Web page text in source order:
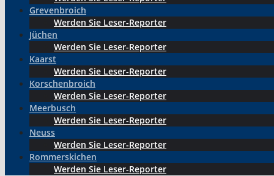
Grevenbroich
Werden Sie Leser-Reporter
Jüchen
Werden Sie Leser-Reporter
Kaarst
Werden Sie Leser-Reporter
Korschenbroich
Werden Sie Leser-Reporter
Meerbusch
Werden Sie Leser-Reporter
Neuss
Werden Sie Leser-Reporter
Rommerskichen
Werden Sie Leser-Reporter